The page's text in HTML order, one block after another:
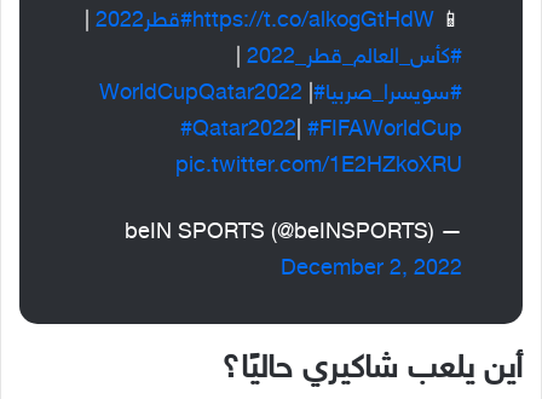
📱
https://t.co/alkogGtHdW#قطر2022
#كأس_العالم_قطر_2022
#سويسرا_صربيا#WorldCupQatar2022
#Qatar2022 #FIFAWorldCup
pic.twitter.com/1E2HZkoXRU
— beIN SPORTS (@beINSPORTS)
December 2, 2022
أين يلعب شاكيري حاليًا؟